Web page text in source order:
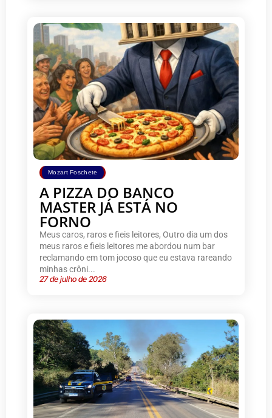
Mozart Foschete
A PIZZA DO BANCO
MASTER JÁ ESTÁ NO
FORNO
Meus caros, raros e fieis leitores, Outro dia um dos
meus raros e fieis leitores me abordou num bar
reclamando em tom jocoso que eu estava rareando
minhas crôni...
27 de julho de 2026